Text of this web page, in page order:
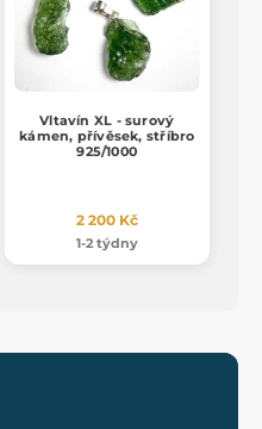
Vltavín XL - surový
kámen, přívěsek, stříbro
925/1000
2 200 Kč
1-2 týdny